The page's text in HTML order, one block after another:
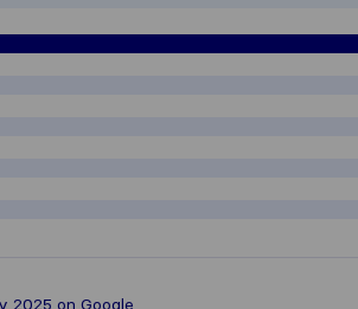
2025 on Google